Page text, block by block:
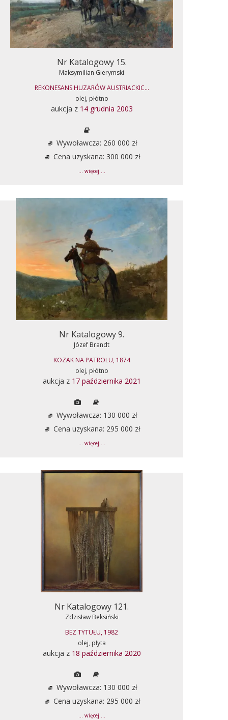
Nr Katalogowy 15.
Maksymilian Gierymski
REKONESANS HUZARÓW AUSTRIACKIC...
olej, płótno
aukcja z 14 grudnia 2003
Wywoławcza: 260 000 zł
Cena uzyskana: 300 000 zł
... więcej ...
Nr Katalogowy 9.
Józef Brandt
KOZAK NA PATROLU, 1874
olej, płótno
aukcja z 17 października 2021
Wywoławcza: 130 000 zł
Cena uzyskana: 295 000 zł
... więcej ...
Nr Katalogowy 121.
Zdzisław Beksiński
BEZ TYTUŁU, 1982
olej, płyta
aukcja z 18 października 2020
Wywoławcza: 130 000 zł
Cena uzyskana: 295 000 zł
... więcej ...